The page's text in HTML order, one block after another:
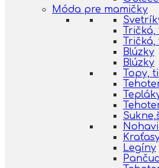
Móda pre mamičky
Tričká,
Tričká,
Blúzky
Blúzky
Topy,
Legíny